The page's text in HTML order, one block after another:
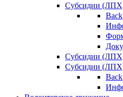
Субсидии
Back
Субсидии
Субсидии
Back